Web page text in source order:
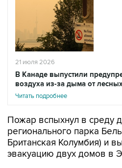
21 июля 2026
В Канаде выпустили
воздуха из-за дыма от
Читать подробнее
Пожар вспыхнул в среду
регионального парка
Британская Колумбия) и
эвакуацию двух домов в